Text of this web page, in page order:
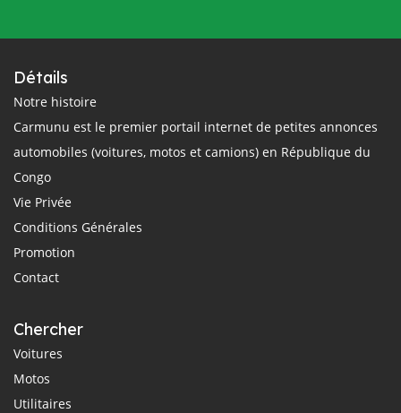
Détails
Notre histoire
Carmunu est le premier portail internet de petites annonces
automobiles (voitures, motos et camions) en République du
Congo
Vie Privée
Conditions Générales
Promotion
Contact
Chercher
Voitures
Motos
Utilitaires